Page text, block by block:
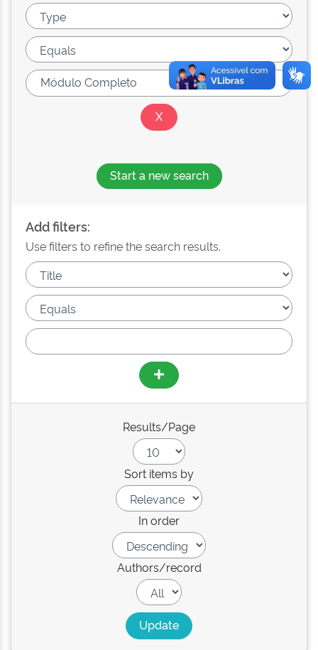
Start a new search
Add filters:
Use filters to refine the search results.
Results/Page
Sort items by
In order
Authors/record